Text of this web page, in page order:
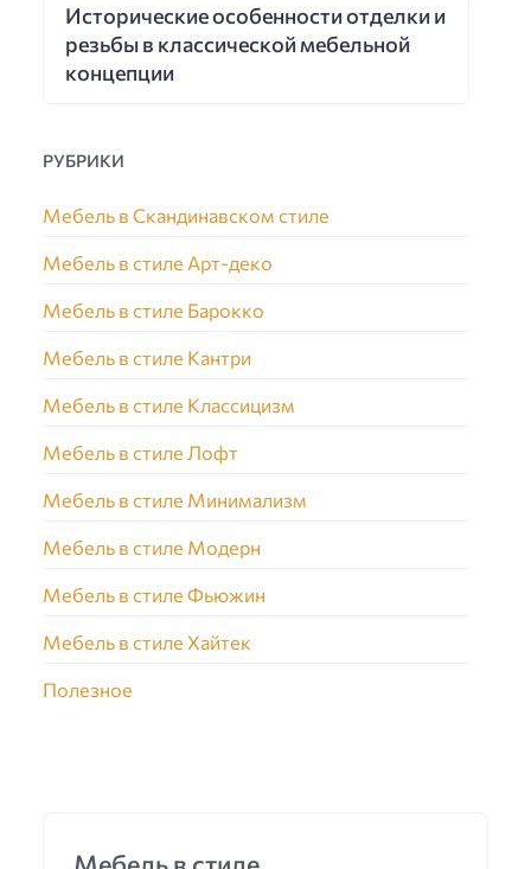
Исторические особенности отделки и
резьбы в классической мебельной
концепции
РУБРИКИ
Мебель в Скандинавском стиле
Мебель в стиле Арт-деко
Мебель в стиле Барокко
Мебель в стиле Кантри
Мебель в стиле Классицизм
Мебель в стиле Лофт
Мебель в стиле Минимализм
Мебель в стиле Модерн
Мебель в стиле Фьюжин
Мебель в стиле Хайтек
Полезное
Мебель в стиле